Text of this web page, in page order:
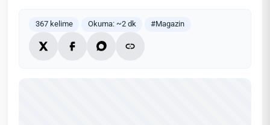
367 kelime Okuma: ~2 dk #Magazin